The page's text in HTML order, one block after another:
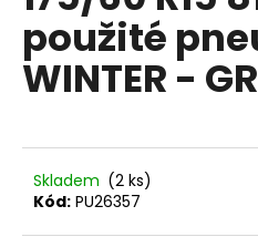
5
hvězdiček.
použité
WINTER -
Skladem (2 ks)
Kód: PU26357
a
j
í
?